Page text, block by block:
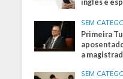
inglês e
SEM
Primeira
a
SEM